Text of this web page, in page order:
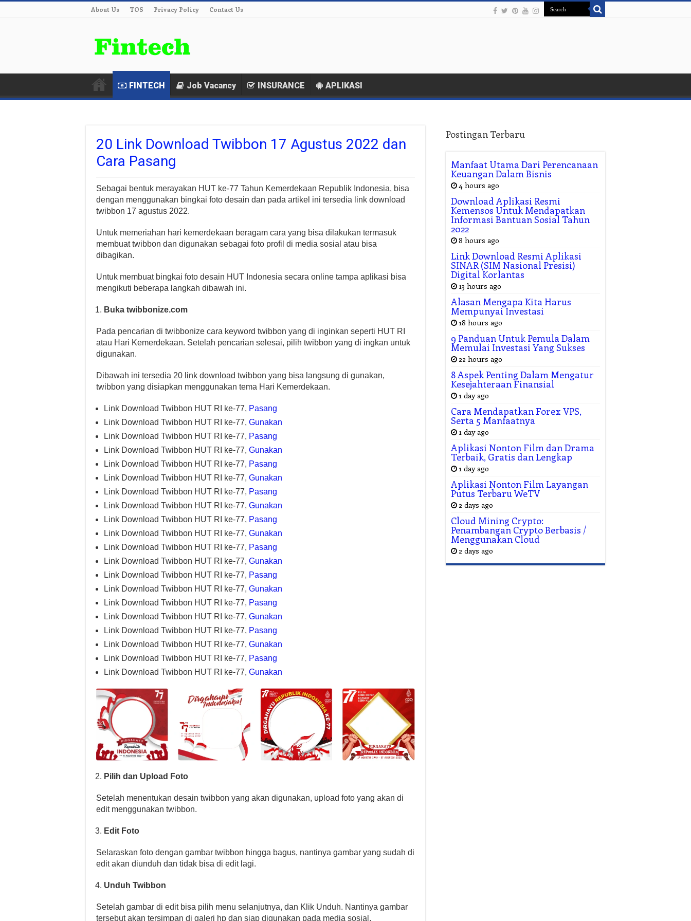
About Us TOS Privacy Policy Contact Us
FINTECH Job Vacancy INSURANCE APLIKASI
20 Link Download Twibbon 17 Agustus 2022 dan
Cara Pasang
Sebagai bentuk merayakan HUT ke-77 Tahun Kemerdekaan Republik Indonesia, bisa
dengan menggunakan bingkai foto desain dan pada artikel ini tersedia link download
twibbon 17 agustus 2022.
Untuk memeriahan hari kemerdekaan beragam cara yang bisa dilakukan termasuk
membuat twibbon dan digunakan sebagai foto profil di media sosial atau bisa
dibagikan.
Untuk membuat bingkai foto desain HUT Indonesia secara online tampa aplikasi bisa
mengikuti beberapa langkah dibawah ini.
Buka twibbonize.com
Pada pencarian di twibbonize cara keyword twibbon yang di inginkan seperti HUT RI
atau Hari Kemerdekaan. Setelah pencarian selesai, pilih twibbon yang di ingkan untuk
digunakan.
Dibawah ini tersedia 20 link download twibbon yang bisa langsung di gunakan,
twibbon yang disiapkan menggunakan tema Hari Kemerdekaan.
Link Download Twibbon HUT RI ke-77, Pasang
Link Download Twibbon HUT RI ke-77, Gunakan
Link Download Twibbon HUT RI ke-77, Pasang
Link Download Twibbon HUT RI ke-77, Gunakan
Link Download Twibbon HUT RI ke-77, Pasang
Link Download Twibbon HUT RI ke-77, Gunakan
Link Download Twibbon HUT RI ke-77, Pasang
Link Download Twibbon HUT RI ke-77, Gunakan
Link Download Twibbon HUT RI ke-77, Pasang
Link Download Twibbon HUT RI ke-77, Gunakan
Link Download Twibbon HUT RI ke-77, Pasang
Link Download Twibbon HUT RI ke-77, Gunakan
Link Download Twibbon HUT RI ke-77, Pasang
Link Download Twibbon HUT RI ke-77, Gunakan
Link Download Twibbon HUT RI ke-77, Pasang
Link Download Twibbon HUT RI ke-77, Gunakan
Link Download Twibbon HUT RI ke-77, Pasang
Link Download Twibbon HUT RI ke-77, Gunakan
Link Download Twibbon HUT RI ke-77, Pasang
Link Download Twibbon HUT RI ke-77, Gunakan
Pilih dan Upload Foto
Setelah menentukan desain twibbon yang akan digunakan, upload foto yang akan di
edit menggunakan twibbon.
Edit Foto
Selaraskan foto dengan gambar twibbon hingga bagus, nantinya gambar yang sudah di
edit akan diunduh dan tidak bisa di edit lagi.
Unduh Twibbon
Setelah gambar di edit bisa pilih menu selanjutnya, dan Klik Unduh. Nantinya gambar
tersebut akan tersimpan di galeri hp dan siap digunakan pada media sosial.
Postingan Terbaru
Manfaat Utama Dari Perencanaan
Keuangan Dalam Bisnis
4 hours ago
Download Aplikasi Resmi
Kemensos Untuk Mendapatkan
Informasi Bantuan Sosial Tahun
2022
8 hours ago
Link Download Resmi Aplikasi
SINAR (SIM Nasional Presisi)
Digital Korlantas
13 hours ago
Alasan Mengapa Kita Harus
Mempunyai Investasi
18 hours ago
9 Panduan Untuk Pemula Dalam
Memulai Investasi Yang Sukses
22 hours ago
8 Aspek Penting Dalam Mengatur
Kesejahteraan Finansial
1 day ago
Cara Mendapatkan Forex VPS,
Serta 5 Manfaatnya
1 day ago
Aplikasi Nonton Film dan Drama
Terbaik, Gratis dan Lengkap
1 day ago
Aplikasi Nonton Film Layangan
Putus Terbaru WeTV
2 days ago
Cloud Mining Crypto:
Penambangan Crypto Berbasis /
Menggunakan Cloud
2 days ago